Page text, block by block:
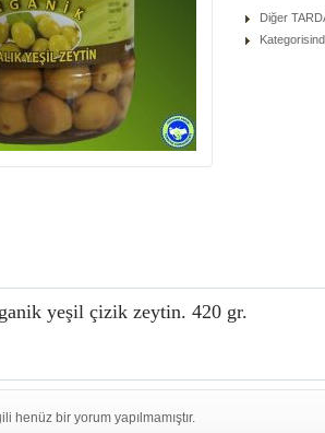
Diğer
yeşil çizik zeytin. 420 gr.
henüz bir yorum yapılmamıştır.